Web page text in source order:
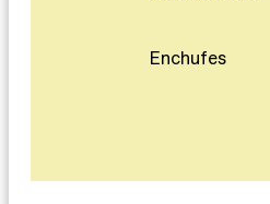
Enchufes